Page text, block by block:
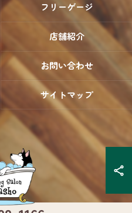
フリーゲージ
店舗紹介
お問い合わせ
サイトマップ